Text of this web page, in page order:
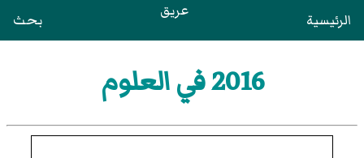
الرئيسية عريق بحث
2016 في العلوم